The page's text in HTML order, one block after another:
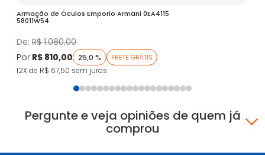
Armação de Óculos Emporio Armani 0EA4115
58011W54
De:R$ 1.080,00
Por:R$ 810,00 25,0 % FRETE GRÁTIS
12X de R$ 67,50 sem juros
Pergunte e veja opiniões de quem já
comprou